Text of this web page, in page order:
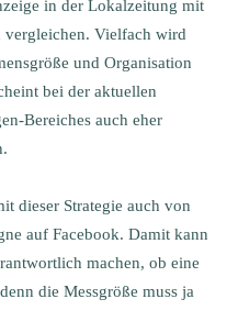
in der Lokalzeitung mit
vergleichen. Vielfach wird
und Organisation
bei der aktuellen
Bereiches auch eher
dieser Strategie auch von
auf Facebook. Damit kann
machen, ob eine
die Messgröße muss ja